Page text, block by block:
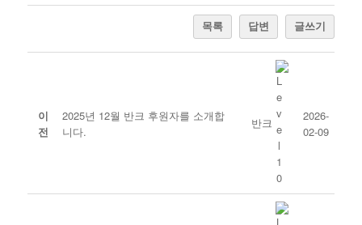
목록 답변 글쓰기
이
전
2025년 12월 반크 후원자를 소개합
니다.
반크
2026-
02-09